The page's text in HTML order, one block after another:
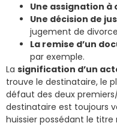
Une assignation
Une décision de
jugement de
La remise d’un
par exemple.
La signification d’un
trouve le destinataire, le
défaut des deux
destinataire est toujours
huissier possédant le titre